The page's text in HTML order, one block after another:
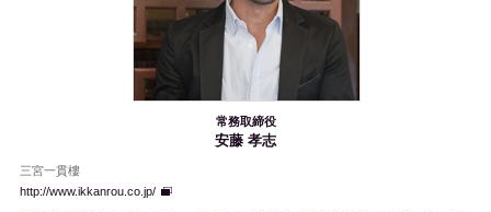
常務取締役
安藤 孝志
三宮一貫樓
http://www.ikkanrou.co.jp/